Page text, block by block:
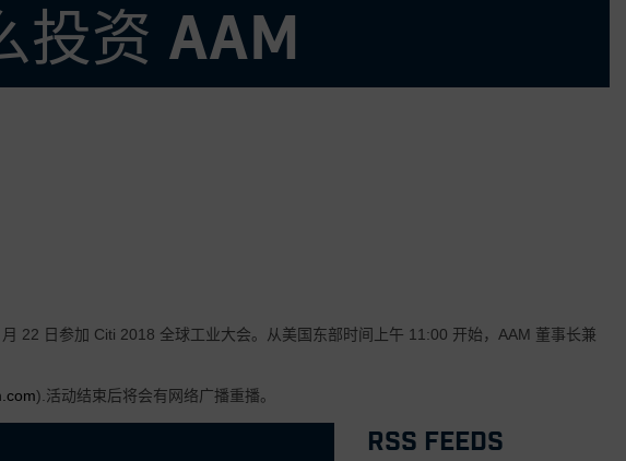
投资 AAM
有着良好的记录
由现金流收益率
、客户和汽车细分市场
22 日参加 Citi 2018 全球工业大会。从美国东部时间上午 11:00 开始，AAM 董事长兼
).活动结束后将会有网络广播重播。
RSS Feeds